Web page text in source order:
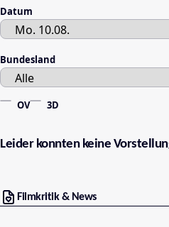
Datum
Bundesland
OV 3D
Leider konnten keine
Filmkritik & News